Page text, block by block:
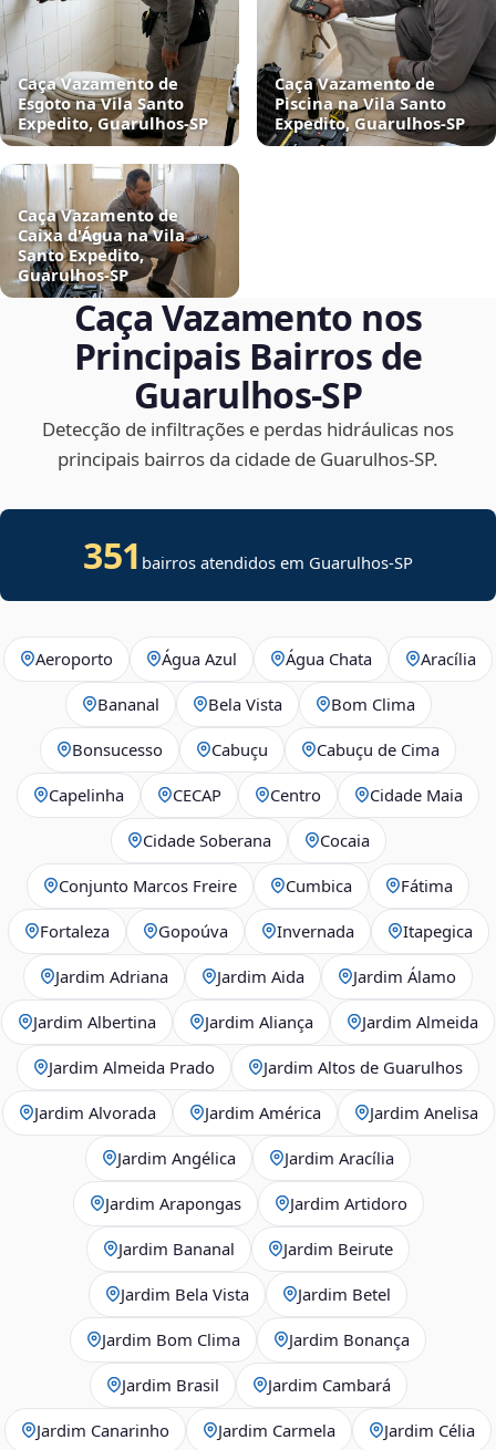
Caça Vazamento de
Esgoto na Vila Santo
Expedito, Guarulhos‑SP
Caça Vazamento de
Piscina na Vila Santo
Expedito, Guarulhos‑SP
Caça Vazamento de
Caixa d'Água na Vila
Santo Expedito,
Guarulhos‑SP
Caça Vazamento nos
Principais Bairros de
Guarulhos‑SP
Detecção de infiltrações e perdas hidráulicas nos
principais bairros da cidade de Guarulhos‑SP.
351 bairros atendidos em Guarulhos-SP
Aeroporto Água Azul Água Chata Aracília
Bananal Bela Vista Bom Clima
Bonsucesso Cabuçu Cabuçu de Cima
Capelinha CECAP Centro Cidade Maia
Cidade Soberana Cocaia
Conjunto Marcos Freire Cumbica Fátima
Fortaleza Gopoúva Invernada Itapegica
Jardim Adriana Jardim Aida Jardim Álamo
Jardim Albertina Jardim Aliança Jardim Almeida
Jardim Almeida Prado Jardim Altos de Guarulhos
Jardim Alvorada Jardim América Jardim Anelisa
Jardim Angélica Jardim Aracília
Jardim Arapongas Jardim Artidoro
Jardim Bananal Jardim Beirute
Jardim Bela Vista Jardim Betel
Jardim Bom Clima Jardim Bonança
Jardim Brasil Jardim Cambará
Jardim Canarinho Jardim Carmela Jardim Célia